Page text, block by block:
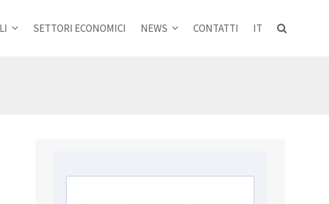
SETTORI ECONOMICI NEWS CONTATTI IT